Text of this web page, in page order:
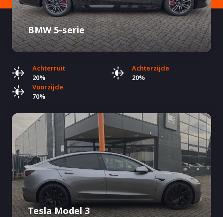
BMW 5-serie
Achterruit
20%
Achterzijde
20%
Voorzijde
70%
Tesla Model 3